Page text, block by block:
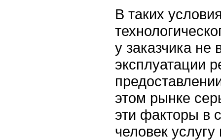
В таких
у заказчика не
эксплуатации
этом рынке
эти факторы в
человек услугу